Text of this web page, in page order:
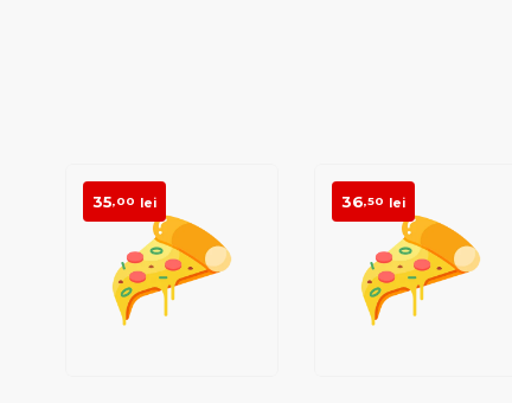
35 ,00 lei 36 ,50 lei